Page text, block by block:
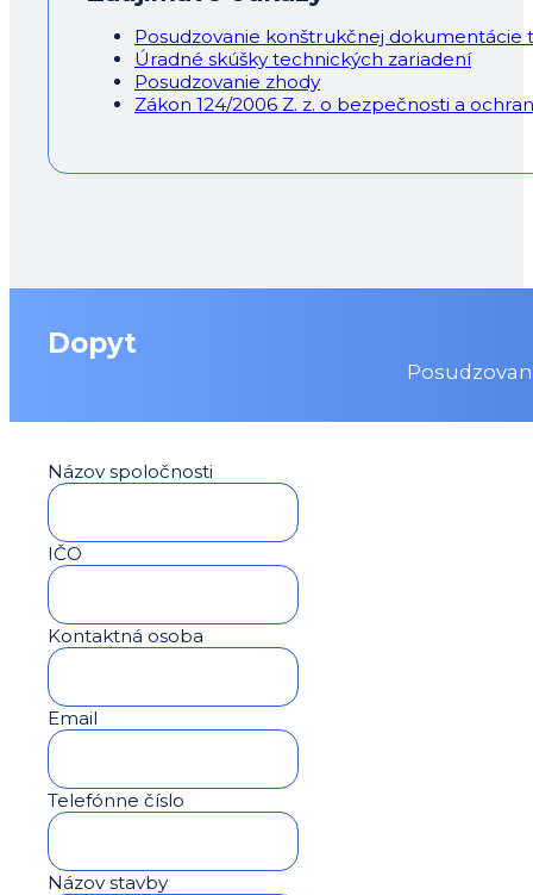
Posudzovanie konštrukčnej dokumentácie
Úradné skúšky technických zariadení
Posudzovanie zhody
Zákon 124/2006 Z. z. o bezpečnosti a
Dopyt
Názov spoločnosti
IČO
Kontaktná osoba
Email
Telefónne číslo
Názov stavby